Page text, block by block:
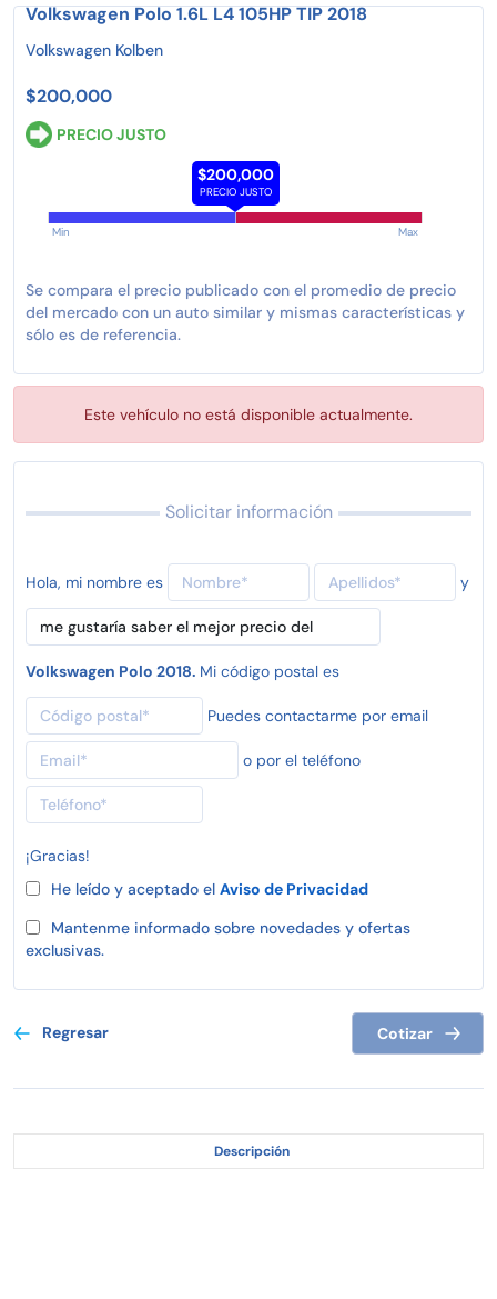
Volkswagen Polo 1.6L L4 105HP TIP 2018
Volkswagen Kolben
$200,000
PRECIO JUSTO
$200,000
PRECIO JUSTO
Min Max
Se compara el precio publicado con el promedio de precio
del mercado con un auto similar y mismas características y
sólo es de referencia.
Este vehículo no está disponible actualmente.
Solicitar información
Hola, mi nombre es y
Volkswagen Polo 2018. Mi código postal es
Puedes contactarme por email
o por el teléfono
¡Gracias!
He leído y aceptado el Aviso de Privacidad
Mantenme informado sobre novedades y ofertas
exclusivas.
Regresar Cotizar
Descripción